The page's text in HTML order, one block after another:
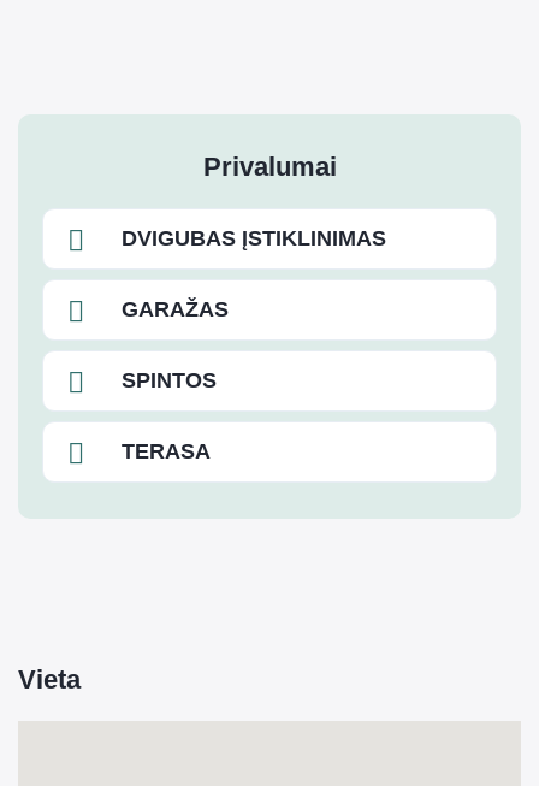
Privalumai
DVIGUBAS ĮSTIKLINIMAS
GARAŽAS
SPINTOS
TERASA
Vieta